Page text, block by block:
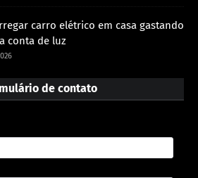
carro elétrico em casa gastando
conta de luz
de contato